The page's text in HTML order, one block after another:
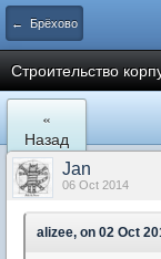
← Брёхово
Cтроительство
«
Назад
Jan
06 Oct 2014
alizee, on 02 Oct